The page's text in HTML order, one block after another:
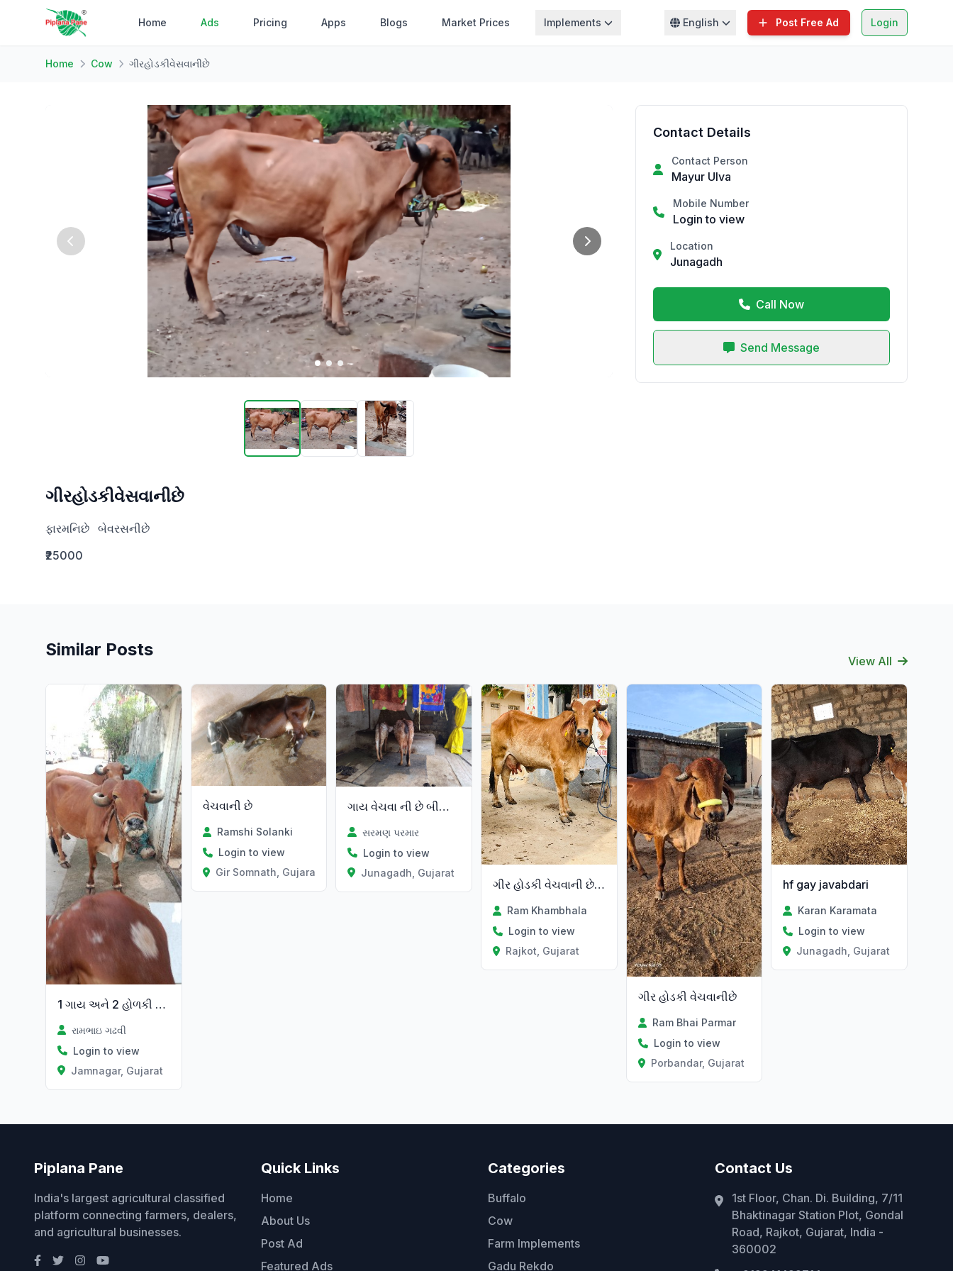
Home Ads Pricing Apps Blogs Market Prices Implements English Post Free Ad Login
Home Cow ગીરહોડકીવેસવાનીછે
ગીરહોડકીવેસવાનીછે
ફારમનિછે   બેવરસનીછે
₹25000
Contact Details
Contact Person
Mayur Ulva
Mobile Number
Login to view
Location
Junagadh
Call Now
Send Message
Similar Posts
View All
1 ગાય અને 2 હોળકી વેચવાની છે
રામભાઇ ગઢવી
Login to view
Jamnagar, Gujarat
વેચવાની છે
Ramshi Solanki
Login to view
Gir Somnath, Gujarat
ગાય વેચવા ની છે બીજુ વેતર વિયાછે
સરમણ પરમાર
Login to view
Junagadh, Gujarat
ગીર હોડકી વેચવાની છે ટીલડી
Ram Khambhala
Login to view
Rajkot, Gujarat
ગીર હોડકી વેચવાનીછે
Ram Bhai Parmar
Login to view
Porbandar, Gujarat
hf gay javabdari
Karan Karamata
Login to view
Junagadh, Gujarat
Piplana Pane
India's largest agricultural classified
platform connecting farmers, dealers,
and agricultural businesses.
Quick Links
Home
About Us
Post Ad
Featured Ads
Categories
Buffalo
Cow
Farm Implements
Gadu Rekdo
Contact Us
1st Floor, Chan. Di. Building, 7/11
Bhaktinagar Station Plot, Gondal
Road, Rajkot, Gujarat, India -
360002